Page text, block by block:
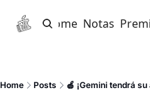
Home Notas
Home Posts 🍏 ¡Gemini tendrá